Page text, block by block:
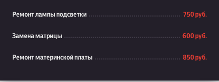
Ремонт лампы подсветки 750 руб.
Замена матрицы 600 руб.
Ремонт материнской платы 850 руб.